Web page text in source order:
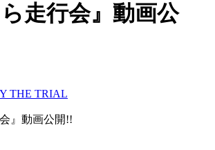
ら走行会』動画公
THE TRIAL